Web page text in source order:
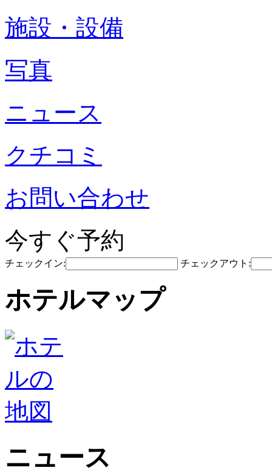
施設・設備
写真
ニュース
クチコミ
お問い合わせ
今すぐ予約
チェックイン: チェックアウト:
ホテルマップ
ニュース